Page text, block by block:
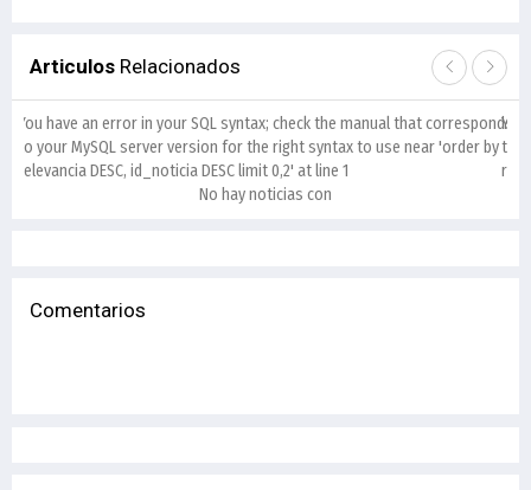
Articulos Relacionados
You have an error in your SQL syntax; check the manual that corresponds
to your MySQL server version for the right syntax to use near 'order by
relevancia DESC, id_noticia DESC limit 0,2' at line 1
No hay noticias con
to
Comentarios